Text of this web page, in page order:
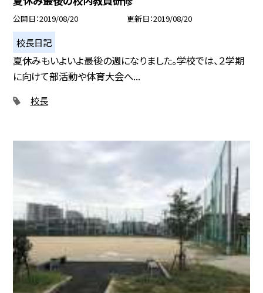
公開日 2019/08/20 更新日 2019/08/20
校長日記
夏休みもいよいよ最後の週になりました。学校では、２学期
に向けて部活動や体育大会へ...
校長